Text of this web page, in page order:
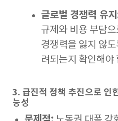
글로벌 경쟁력 유
규제와 비용 부담
경쟁력을 잃지 않
려되는지 확인해야
3. 급진적 정책 추진으로 인
능성